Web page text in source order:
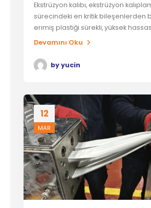
Ekstrüzyon kalıbı, ekstrüzyon
sürecindeki en kritik bileşenlerden
erimiş plastiği sürekli, yüksek
Devamını Oku
by yucin
12
MAR